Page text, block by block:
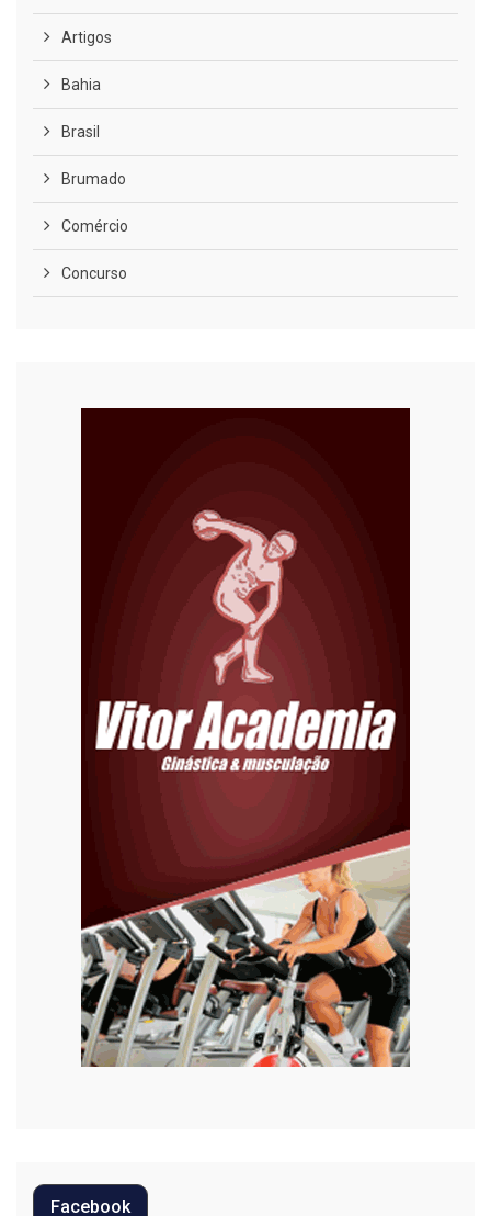
Artigos
Bahia
Brasil
Brumado
Comércio
Concurso
Emprego
Esporte
Moda
Mundo
Música
Facebook